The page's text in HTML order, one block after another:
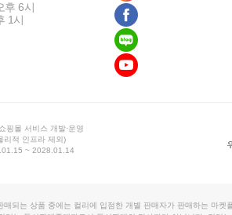
후 6시
1시
핑몰 서비스 개발·운영
리적 인프라 제외)
~ 2028.01.14
매되는 상품 중에는 컬리에 입점한 개별 판매자가 판매하는 마켓